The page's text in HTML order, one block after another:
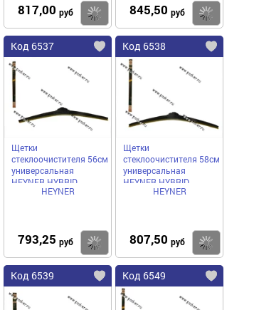
817,00 руб Купить
845,50 руб
Код 6537
Щетки
стеклоочистителя 56см
универсальная
HEYNER HYBRID
гибриднаяHEYNER
793,25 руб Купить
Код 6538
Щетки
стеклоочистителя 58см
универсальная
HEYNER HYBRID
гибриднаяHEYNER
807,50 руб
Код 6539 Код 6549